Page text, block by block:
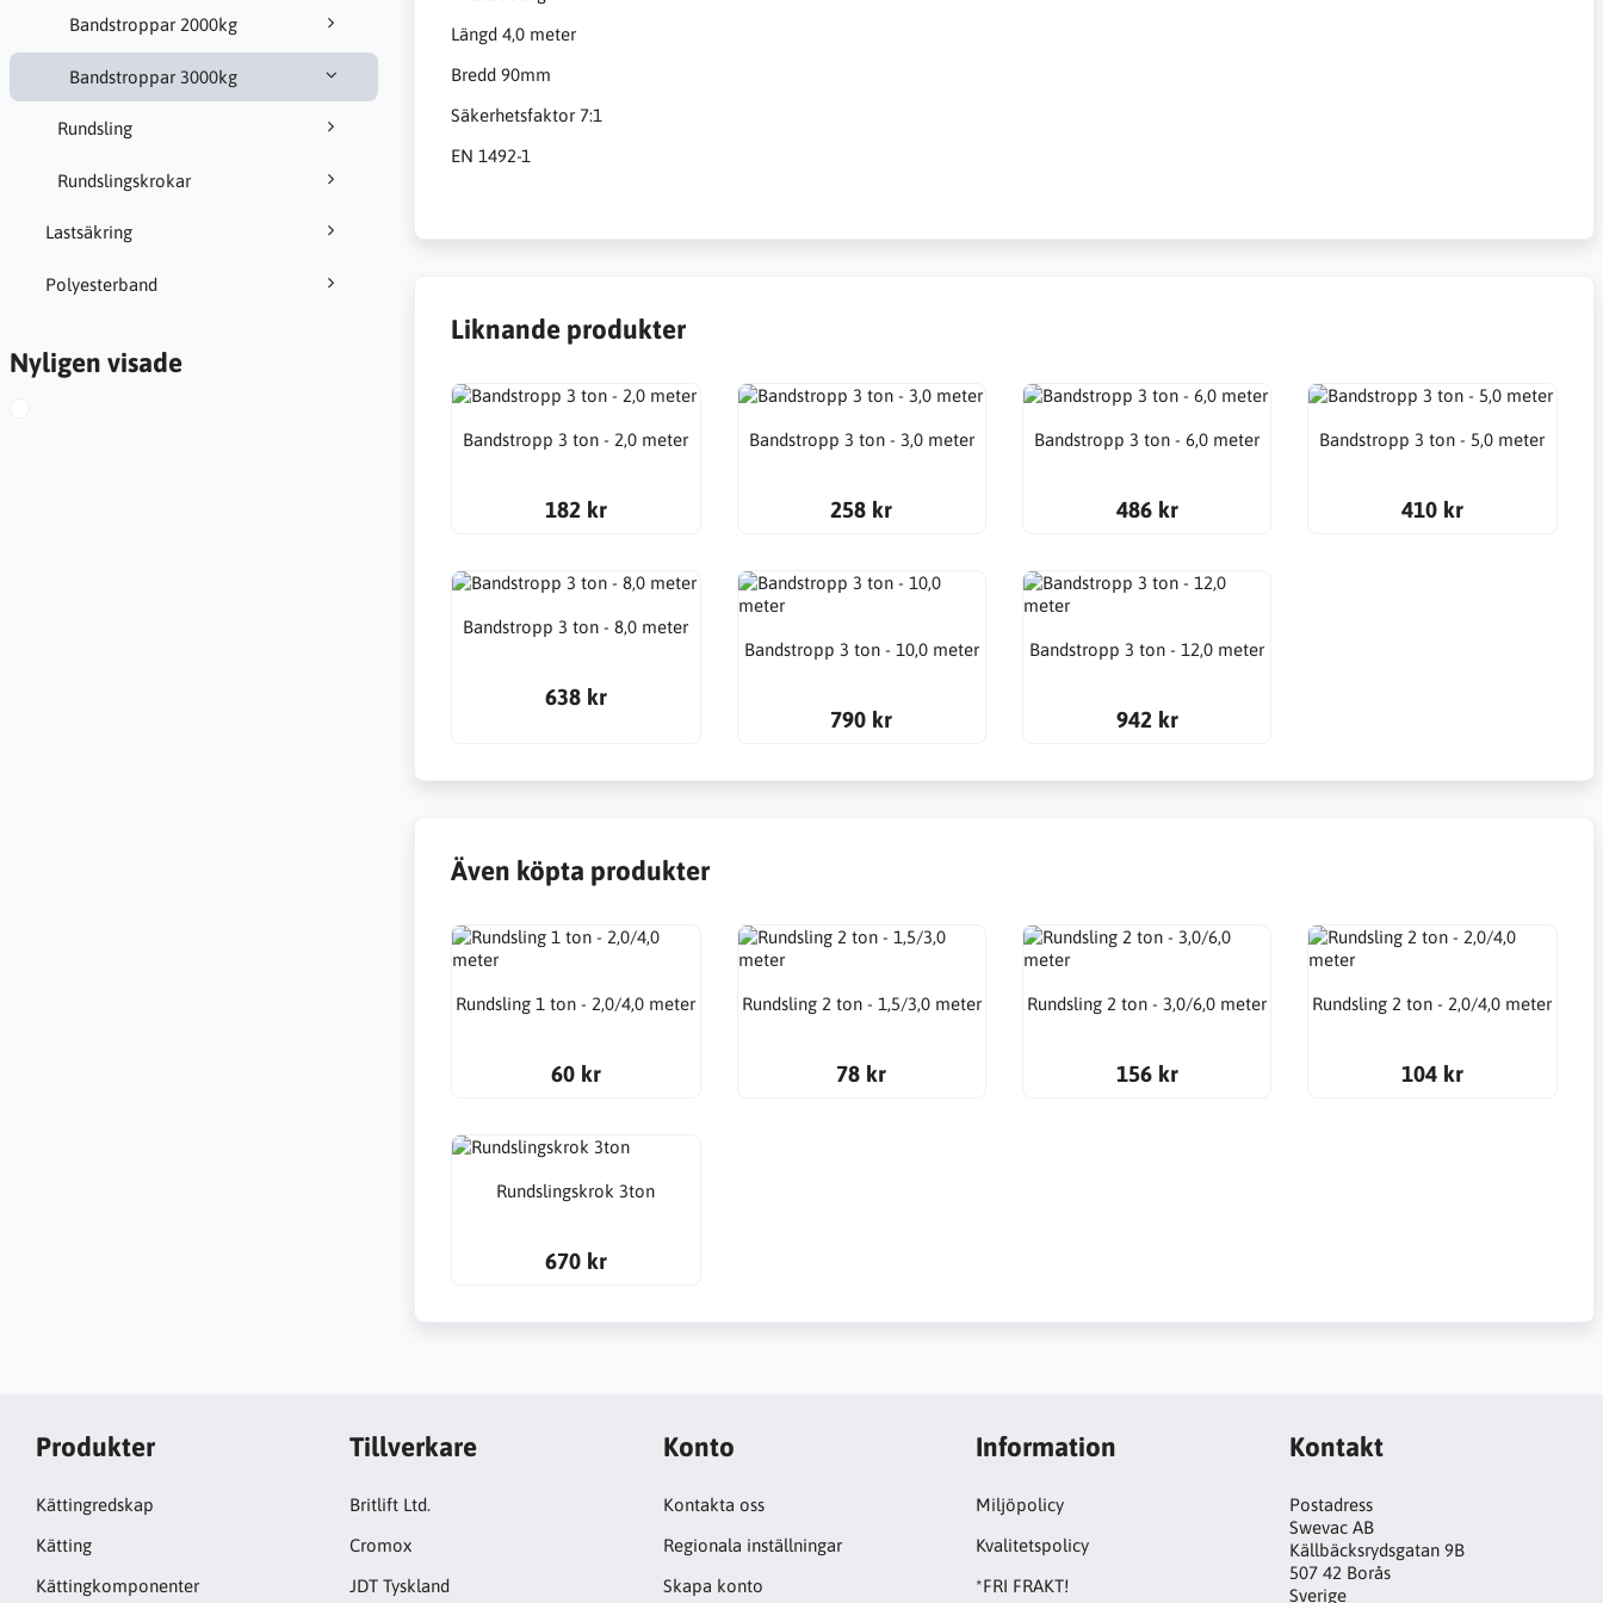
Bandstroppar 2000kg
Bandstroppar 3000kg
Rundsling
Rundslingskrokar
Lastsäkring
Polyesterband
Nyligen visade
Längd 4,0 meter
Bredd 90mm
Säkerhetsfaktor 7:1
EN 1492-1
Liknande produkter
Bandstropp 3 ton - 2,0 meter
182 kr
Bandstropp 3 ton - 3,0 meter
258 kr
Bandstropp 3 ton - 6,0 meter
486 kr
Bandstropp 3 ton - 5,0 meter
410 kr
Bandstropp 3 ton - 8,0 meter
638 kr
Bandstropp 3 ton - 10,0 meter
790 kr
Bandstropp 3 ton - 12,0 meter
942 kr
Även köpta produkter
Rundsling 1 ton - 2,0/4,0 meter
60 kr
Rundsling 2 ton - 1,5/3,0 meter
78 kr
Rundsling 2 ton - 3,0/6,0 meter
156 kr
Rundsling 2 ton - 2,0/4,0 meter
104 kr
Rundslingskrok 3ton
670 kr
Produkter
Kättingredskap
Kätting
Kättingkomponenter
Tillverkare
Britlift Ltd.
Cromox
JDT Tyskland
Konto
Kontakta oss
Regionala inställningar
Skapa konto
Information
Miljöpolicy
Kvalitetspolicy
*FRI FRAKT!
Kontakt
Postadress
Swevac AB
Källbäcksrydsgatan 9B
507 42 Borås
Sverige